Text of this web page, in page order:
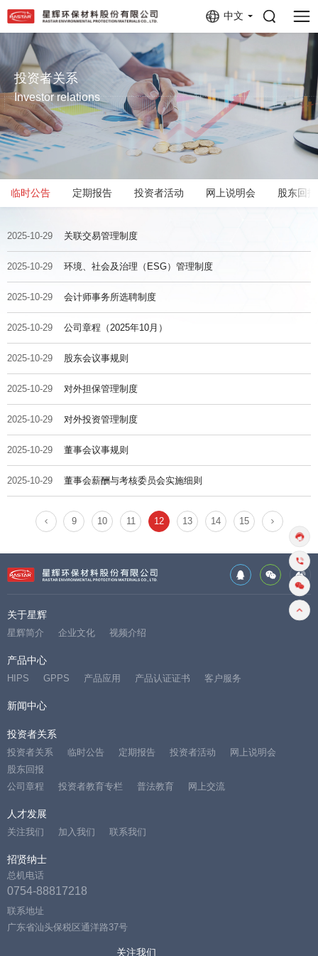
中文
投资者关系
Investor relations
临时公告 定期报告 投资者活动 网上说明会 股东回报
2025-10-29 关联交易管理制度
2025-10-29 环境、社会及治理（ESG）管理制度
2025-10-29 会计师事务所选聘制度
2025-10-29 公司章程（2025年10月）
2025-10-29 股东会议事规则
2025-10-29 对外担保管理制度
2025-10-29 对外投资管理制度
2025-10-29 董事会议事规则
2025-10-29 董事会薪酬与考核委员会实施细则
9 10 11 12 13 14 15
关于星辉
星辉简介
企业文化 视频介绍
产品中心
HIPS
GPPS 产品应用 产品认证证书 客户服务
新闻中心
投资者关系
投资者关系
临时公告 定期报告 投资者活动
网上说明会
股东回报
公司章程
投资者教育专栏 普法教育 网上交流
人才发展
关注我们
加入我们 联系我们
招贤纳士
总机电话
0754-88817218
联系地址
广东省汕头保税区通洋路37号
关注我们